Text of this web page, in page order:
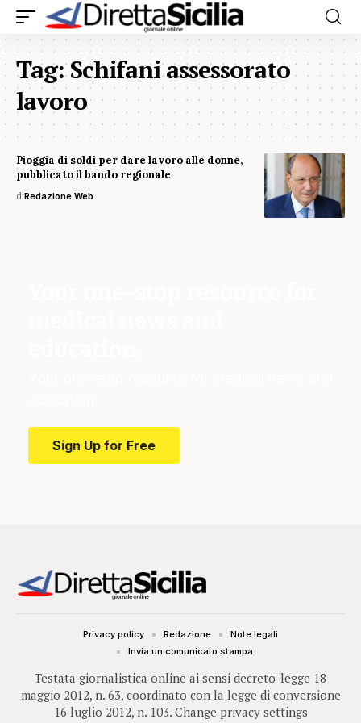
Tag:Schifani assessorato
lavoro
Pioggia di soldi per dare lavoro alle donne,
pubblicato il bando regionale
diRedazione Web
Sign Up for Free
Testata giornalistica online ai sensi decreto-legge 18
maggio 2012, n. 63, coordinato con la legge di conversione
16 luglio 2012, n. 103. Change privacy settings
Privacy policy Redazione
Note legali
Invia un comunicato stampa